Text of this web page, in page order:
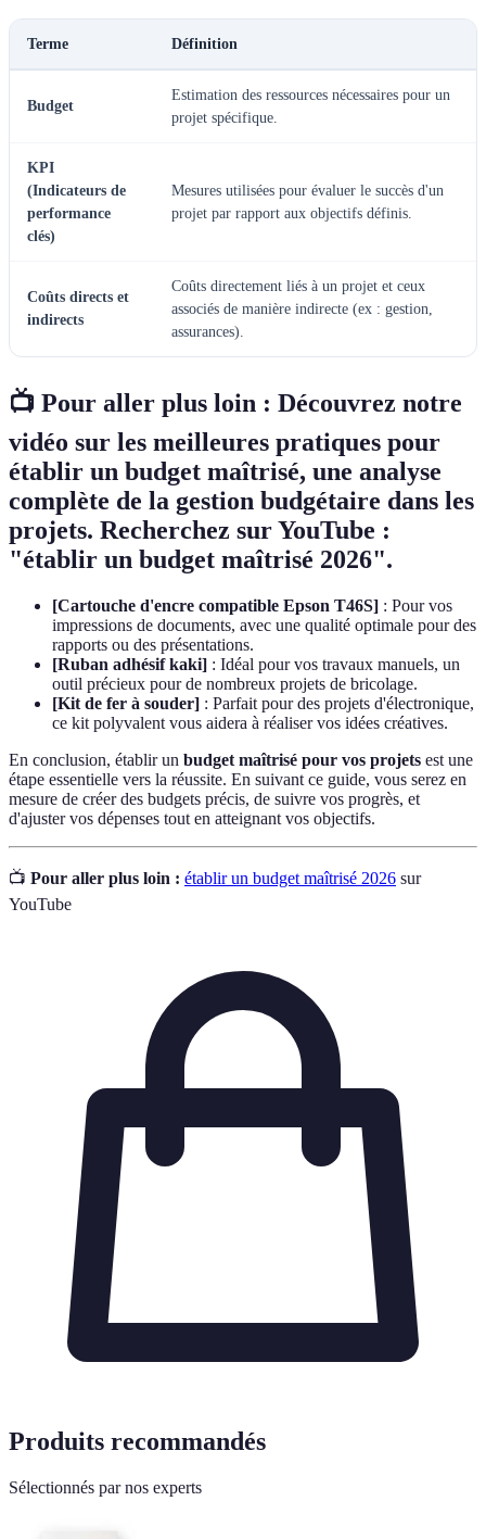
Terme Définition
Budget
Estimation des ressources nécessaires pour un
projet spécifique.
KPI
(Indicateurs de
performance
clés)
Mesures utilisées pour évaluer le succès d'un
projet par rapport aux objectifs définis.
Coûts directs et
indirects
Coûts directement liés à un projet et ceux
associés de manière indirecte (ex : gestion,
assurances).
📺 Pour aller plus loin : Découvrez notre
vidéo sur les meilleures pratiques pour
établir un budget maîtrisé, une analyse
complète de la gestion budgétaire dans les
projets. Recherchez sur YouTube :
"établir un budget maîtrisé 2026".
[Cartouche d'encre compatible Epson T46S] : Pour vos
impressions de documents, avec une qualité optimale pour des
rapports ou des présentations.
[Ruban adhésif kaki] : Idéal pour vos travaux manuels, un
outil précieux pour de nombreux projets de bricolage.
[Kit de fer à souder] : Parfait pour des projets d'électronique,
ce kit polyvalent vous aidera à réaliser vos idées créatives.
En conclusion, établir un budget maîtrisé pour vos projets est une
étape essentielle vers la réussite. En suivant ce guide, vous serez en
mesure de créer des budgets précis, de suivre vos progrès, et
d'ajuster vos dépenses tout en atteignant vos objectifs.
📺 Pour aller plus loin : établir un budget maîtrisé 2026 sur
YouTube
Produits recommandés
Sélectionnés par nos experts